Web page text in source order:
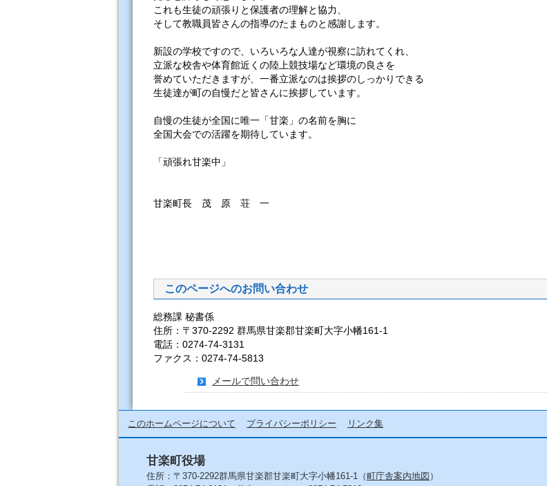
これも生徒の頑張りと保護者の理解と協力、
そして教職員皆さんの指導のたまものと感謝します。
新設の学校ですので、いろいろな人達が視察に訪れてくれ、
立派な校舎や体育館近くの陸上競技場など環境の良さを
誉めていただきますが、一番立派なのは挨拶のしっかりできる
生徒達が町の自慢だと皆さんに挨拶しています。
自慢の生徒が全国に唯一「甘楽」の名前を胸に
全国大会での活躍を期待しています。
「頑張れ甘楽中」
甘楽町長 茂 原 荘 一
このページへのお問い合わせ
総務課 秘書係
住所：〒370-2292 群馬県甘楽郡甘楽町大字小幡161-1
電話：0274-74-3131
ファクス：0274-74-5813
メールで問い合わせ
このホームページについて プライバシーポリシー リンク集
甘楽町役場
住所：〒370-2292群馬県甘楽郡甘楽町大字小幡161-1（町庁舎案内地図 ）